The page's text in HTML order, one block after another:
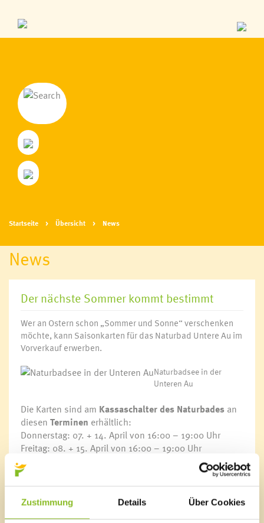
Zustimmung Details Über Cookies
Startseite Übersicht News
News
Der nächste Sommer kommt bestimmt
Wer an Ostern schon „Sommer und Sonne“ verschenken
möchte, kann Saisonkarten für das Naturbad Untere Au im
Vorverkauf erwerben.
Naturbadsee in der
Unteren Au
Die Karten sind am Kassaschalter des Naturbades an
diesen Terminen erhältlich:
Donnerstag: 07. + 14. April von 16:00 – 19:00 Uhr
Freitag: 08. + 15. April von 16:00 – 19:00 Uhr
Samstag: 09. + 16. April von 09:00 – 12:00 Uhr
Link
Naturbad Untere Au